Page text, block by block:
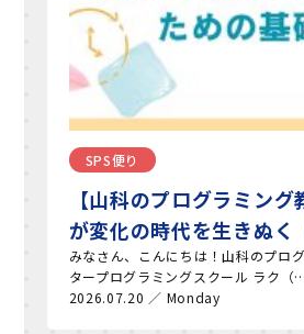
SPS便り
【山科のプログラミン
が変化の時代を生きぬ
みなさん、こんにちは！山科のプロ
タープログラミングスクール ラク（
2026.07.20 ／ Monday